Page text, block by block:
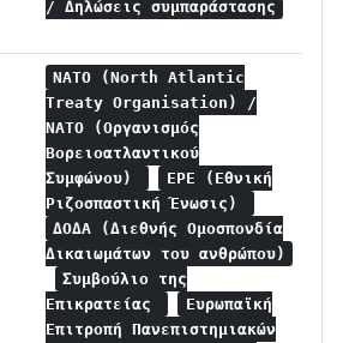
/ Δηλώσεις συμπαράστασης
NATO (North Atlantic
Treaty Organisation) /
NATO (Οργανισμός
Βορειοατλαντικού
Συμφώνου)
ΕΡΕ (Εθνική
Ριζοσπαστική Ένωσις)
ΔΟΔΑ (Διεθνής Ομοσπονδία
Δικαιωμάτων του ανθρώπου)
Συμβούλιο της
Επικρατείας
Ευρωπαϊκή
Επιτροπή Πανεπιστημιακών